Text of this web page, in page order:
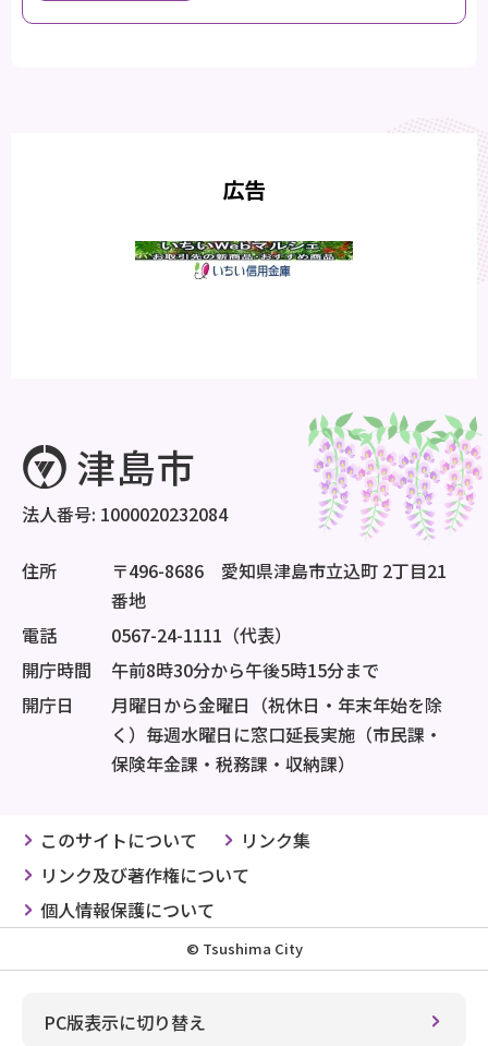
広告
法人番号: 1000020232084
住所
〒496-8686 愛知県津島市立込町 2丁目21
番地
電話
0567-24-1111（代表）
開庁時間
午前8時30分から午後5時15分まで
開庁日
月曜日から金曜日（祝休日・年末年始を除
く）毎週水曜日に窓口延長実施（市民課・
保険年金課・税務課・収納課）
このサイトについて
リンク集
リンク及び著作権について
個人情報保護について
© Tsushima City
PC版表示に切り替え